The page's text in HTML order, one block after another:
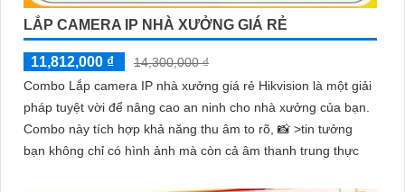
LẮP CAMERA IP NHÀ XƯỞNG GIÁ RẺ
11,812,000 ₫
14,300,000 ₫
Combo Lắp camera IP nhà xưởng giá rẻ Hikvision là một giải
pháp tuyệt vời để nâng cao an ninh cho nhà xưởng của bạn.
Combo này tích hợp khả năng thu âm to rõ, 📸 >tin tưởng
bạn không chỉ có hình ảnh mà còn cả âm thanh trung thực